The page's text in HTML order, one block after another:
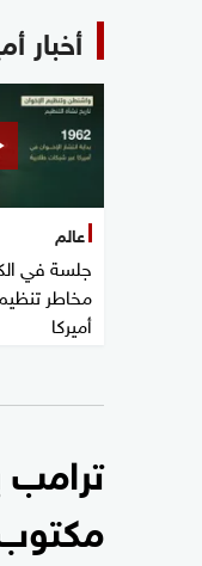
أخبار
عالم
جلسة في
مخاطر
أميركا